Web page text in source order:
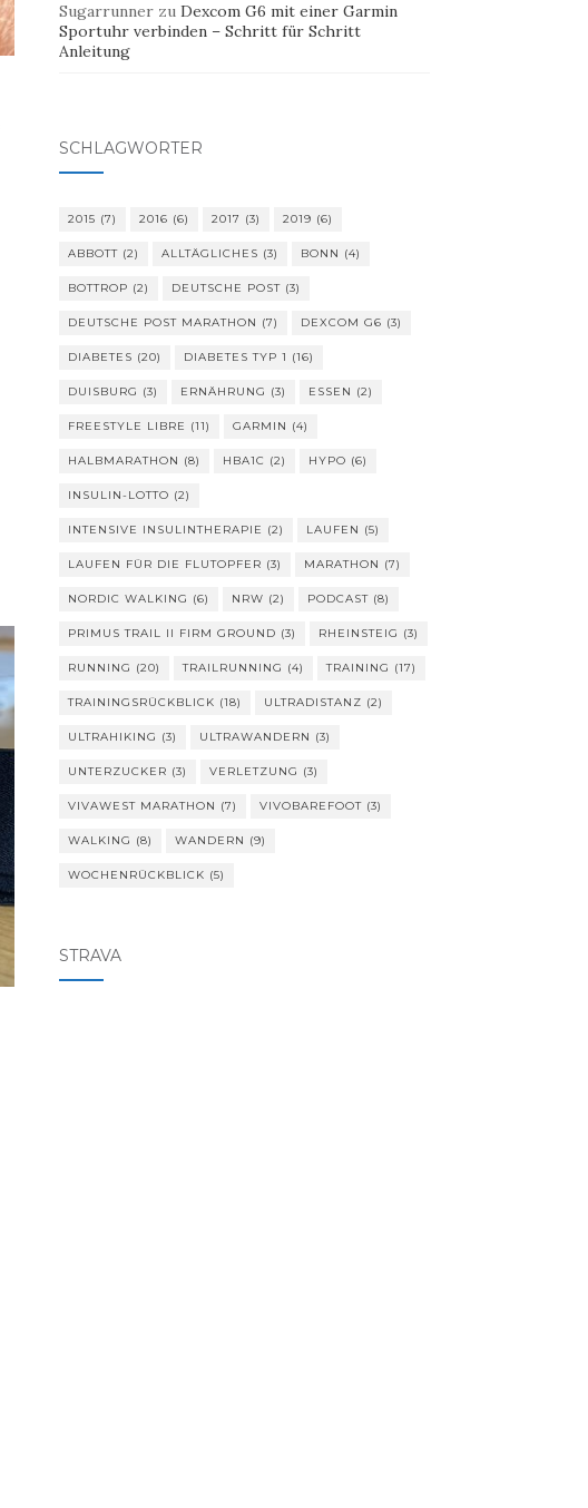
Sugarrunnerzu Dexcom G6 mit einer Garmin
Sportuhr verbinden – Schritt für Schritt
Anleitung
SCHLAGWÖRTER
2015 (7) 2016 (6) 2017 (3) 2019 (6)
ABBOTT(2) ALLTÄGLICHES (3) BONN (4)
BOTTROP (2) DEUTSCHE POST(3)
DEUTSCHE POST MARATHON (7) DEXCOM G6 (3)
DIABETES (20) DIABETES TYP 1 (16)
DUISBURG (3) ERNÄHRUNG (3) ESSEN (2)
FREESTYLE LIBRE (11) GARMIN (4)
HALBMARATHON (8) HBA1C (2) HYPO (6)
INSULIN-LOTTO (2)
INTENSIVE INSULINTHERAPIE (2) LAUFEN (5)
LAUFEN FÜR DIE FLUTOPFER (3) MARATHON (7)
NORDIC WALKING (6) NRW (2) PODCAST(8)
PRIMUS TRAIL II FIRM GROUND (3) RHEINSTEIG (3)
RUNNING (20) TRAILRUNNING (4) TRAINING (17)
TRAININGSRÜCKBLICK (18) ULTRADISTANZ (2)
ULTRAHIKING (3) ULTRAWANDERN (3)
UNTERZUCKER (3) VERLETZUNG (3)
VIVAWEST MARATHON (7) VIVOBAREFOOT(3)
WALKING (8) WANDERN (9)
WOCHENRÜCKBLICK (5)
STRAVA